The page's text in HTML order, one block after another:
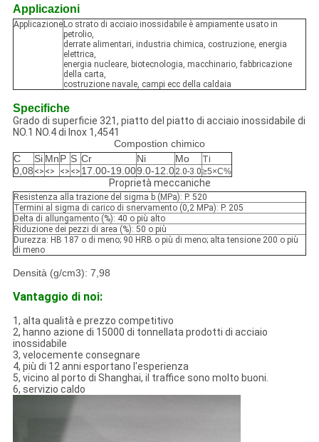
Applicazioni
Applicazione Lo strato di acciaio inossidabile è ampiamente usato in
petrolio,
derrate alimentari, industria chimica, costruzione, energia
elettrica,
energia nucleare, biotecnologia, macchinario, fabbricazione
della carta,
costruzione navale, campi ecc della caldaia
Specifiche
Grado di superficie 321, piatto del piatto di acciaio inossidabile di
NO.1 NO.4 di Inox 1,4541
Compostion chimico
C
Si MnP S Cr Ni Mo Ti
0,08 <> <> <> <> 17.00-19.009.0-12.02.0-3.0≥5×C%
Proprietà meccaniche
Resistenza alla trazione del sigma b (MPa): P. 520
Termini al sigma di carico di snervamento (0,2 MPa): P. 205
Delta di allungamento (%): 40 o più alto
Riduzione dei pezzi di area (%): 50 o più
Durezza: HB 187 o di meno; 90 HRB o più di meno; alta tensione 200 o più
di meno
Densità (g/cm3): 7,98
Vantaggio di noi:
1, alta qualità e prezzo competitivo
2, hanno azione di 15000 di tonnellata prodotti di acciaio
inossidabile
3, velocemente consegnare
4, più di 12 anni esportano l'esperienza
5, vicino al porto di Shanghai, il traffice sono molto buoni.
6, servizio caldo